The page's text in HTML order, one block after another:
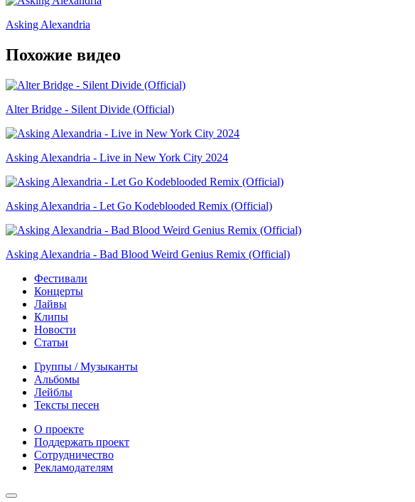
Asking Alexandria
Похожие видео
Alter Bridge - Silent Divide (Official)
Asking Alexandria - Live in New York City 2024
Asking Alexandria - Let Go Kodeblooded Remix (Official)
Asking Alexandria - Bad Blood Weird Genius Remix (Official)
Фестивали
Концерты
Лайвы
Клипы
Новости
Статьи
Группы / Музыканты
Альбомы
Лейблы
Тексты песен
О проекте
Поддержать проект
Сотрудничество
Рекламодателям